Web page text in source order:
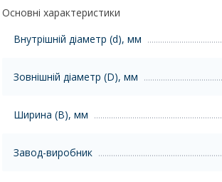
Основні характеристики
Внутрішній діаметр (d), мм
Зовнішній діаметр (D), мм
Ширина (B), мм
Завод-виробник